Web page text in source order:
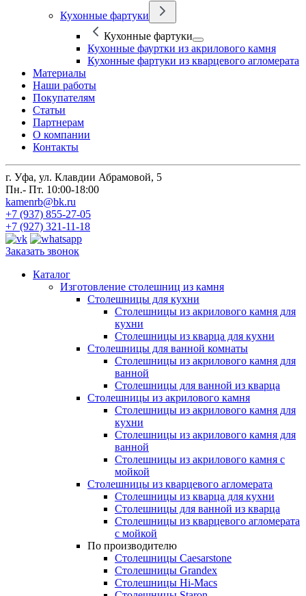
Кухонные фартуки
Кухонные фартуки
Кухонные фауртки из акрилового камня
Кухонные фартуки из кварцевого агломерата
Материалы
Наши работы
Покупателям
Статьи
Партнерам
О компании
Контакты
г. Уфа, ул. Клавдии Абрамовой, 5
Пн.- Пт. 10:00-18:00
kamenrb@bk.ru
+7 (937) 855-27-05
+7 (927) 321-11-18
Заказать звонок
Каталог
Изготовление столешниц из камня
Столешницы для кухни
Столешницы из акрилового камня для
кухни
Столешницы из кварца для кухни
Столешницы для ванной комнаты
Столешницы из акрилового камня для
ванной
Столешницы для ванной из кварца
Столешницы из акрилового камня
Столешницы из акрилового камня для
кухни
Столешницы из акрилового камня для
ванной
Столешницы из акрилового камня с
мойкой
Столешницы из кварцевого агломерата
Столешницы из кварца для кухни
Столешницы для ванной из кварца
Столешницы из кварцевого агломерата
с мойкой
По производителю
Столешницы Caesarstone
Столешницы Grandex
Столешницы Hi-Macs